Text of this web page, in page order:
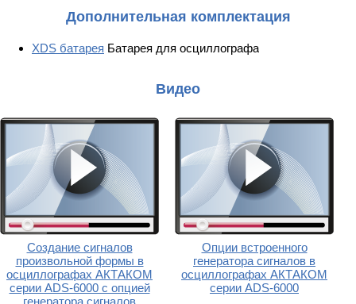
Дополнительная комплектация
XDS батарея Батарея для осциллографа
Видео
Создание сигналов
произвольной формы в
осциллографах АКТАКОМ
серии ADS-6000 с опцией
Опции встроенного
генератора сигналов в
осциллографах АКТАКОМ
серии ADS-6000